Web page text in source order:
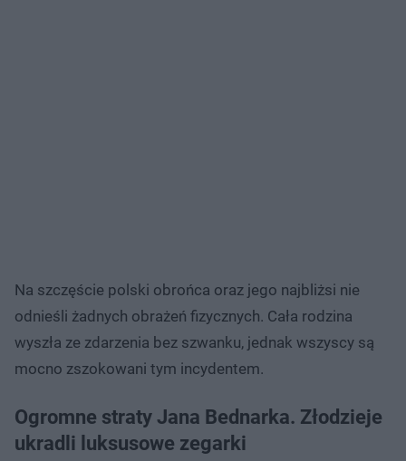
Na szczęście polski obrońca oraz jego najbliżsi nie
odnieśli żadnych obrażeń fizycznych. Cała rodzina
wyszła ze zdarzenia bez szwanku, jednak wszyscy są
mocno zszokowani tym incydentem.
Ogromne straty Jana Bednarka. Złodzieje
ukradli luksusowe zegarki